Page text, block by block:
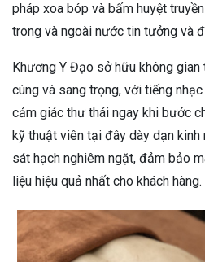
pháp xoa bóp và bấm huyệt
trong và ngoài nước tin tưởng và
Khương Y Đạo sở hữu không
cúng và sang trọng, với tiếng
cảm giác thư thái ngay khi bước
kỹ thuật viên tại đây dày dạn
sát hạch nghiêm ngặt, đảm bảo
liệu hiệu quả nhất cho khách hàng.